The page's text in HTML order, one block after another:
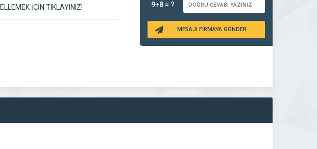
İÇİN TIKLAYINIZ! 9+8 = ?
MESAJI FİRMAYA GÖNDER